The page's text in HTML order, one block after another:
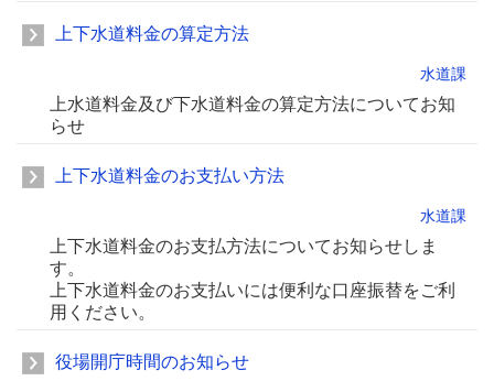
上下水道料金の算定方法
水道課
上水道料金及び下水道料金の算定方法についてお知
らせ
上下水道料金のお支払い方法
水道課
上下水道料金のお支払方法についてお知らせしま
す。
上下水道料金のお支払いには便利な口座振替をご利
用ください。
役場開庁時間のお知らせ